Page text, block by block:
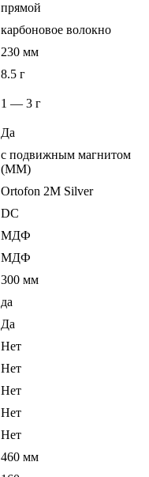
прямой
карбоновое волокно
230 мм
8.5 г
1 — 3 г
Да
с подвижным магнитом
(MM)
Ortofon 2M Silver
DC
МДФ
МДФ
300 мм
да
Да
Нет
Нет
Нет
Нет
Нет
460 мм